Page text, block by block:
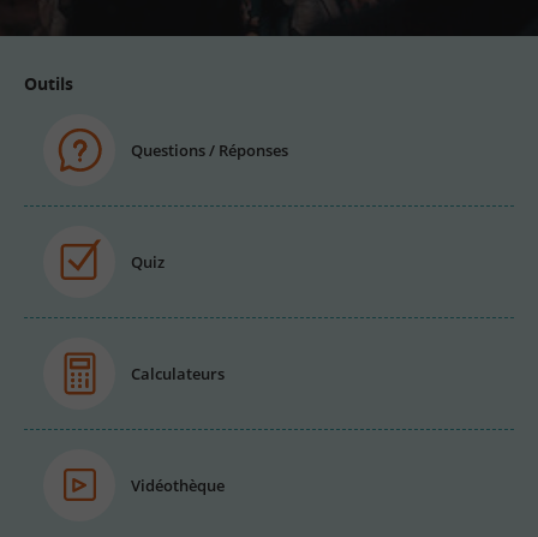
Outils
Questions / Réponses
Quiz
Calculateurs
Vidéothèque